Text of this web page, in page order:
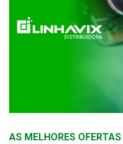
AS MELHORES OFERTAS